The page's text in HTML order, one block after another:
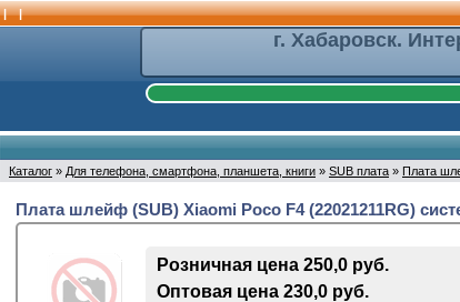
| |
г. Хабаровск.
Каталог » Для телефона, смартфона, планшета, книги » SUB плата » Плата
Плата шлейф (SUB) Xiaomi Poco F4 (22021211RG)
Розничная цена 250,0 руб.
Оптовая цена 230,0 руб.